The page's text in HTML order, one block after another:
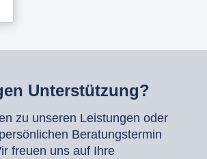
Unterstützung?
zu unseren Leistungen oder
Beratungstermin
freuen uns auf Ihre